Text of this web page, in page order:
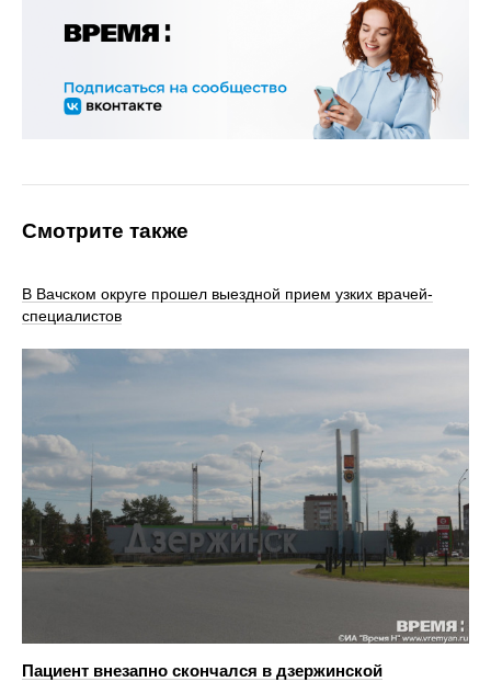
Смотрите также
В Вачском округе прошел выездной прием узких врачей-
специалистов
Пациент внезапно скончался в дзержинской